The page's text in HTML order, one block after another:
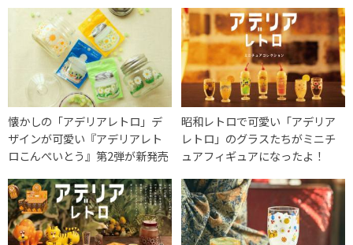
懐かしの「アデリアレトロ」デ
ザインが可愛い『アデリアレト
ロこんぺいとう』第2弾が新発売
昭和レトロで可愛い「アデリア
レトロ」のグラスたちがミニチ
ュアフィギュアになったよ！